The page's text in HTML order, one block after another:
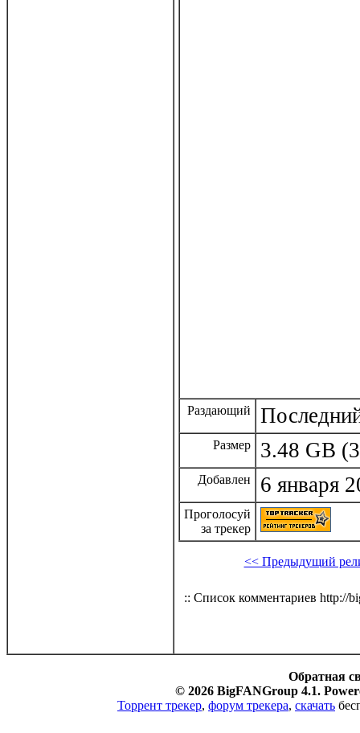
Раздающий
Размер 3.48 GB
Добавлен 6 января
Проголосуй
за трекер
<< Предыдущий
:: Список комментариев http://
Обратная
© 2026 BigFANGroup 4.1.
Торрент трекер, форум трекера, скачать